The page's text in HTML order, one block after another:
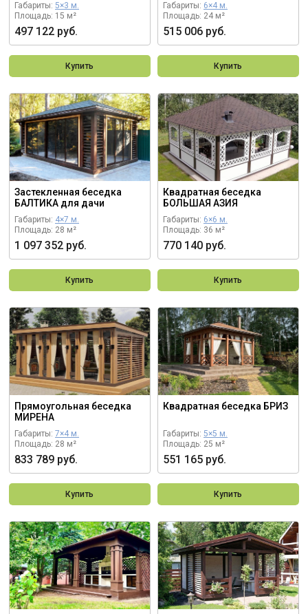
Габариты: 5×3 м.
Площадь: 15 м²
497 122 руб.
Купить
Габариты: 6×4 м.
Площадь: 24 м²
515 006 руб.
Купить
Застекленная беседка
БАЛТИКА для дачи
Габариты: 4×7 м.
Площадь: 28 м²
1 097 352 руб.
Купить
Квадратная беседка
БОЛЬШАЯ АЗИЯ
Габариты: 6×6 м.
Площадь: 36 м²
770 140 руб.
Купить
Прямоугольная беседка
МИРЕНА
Габариты: 7×4 м.
Площадь: 28 м²
833 789 руб.
Купить
Квадратная беседка БРИЗ
Габариты: 5×5 м.
Площадь: 25 м²
551 165 руб.
Купить